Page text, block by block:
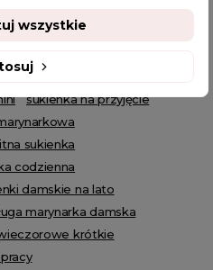
sukienka na przyjęcie
sukienka
codzienna
damskie na lato
marynarka damska
krótkie
wszystkie